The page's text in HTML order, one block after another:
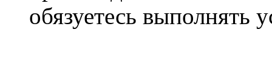
обязуетесь выполнять